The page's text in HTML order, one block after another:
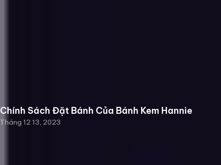
Chính Sách Đặt Bánh Của Bánh Kem Hannie
Tháng 12 13, 2023